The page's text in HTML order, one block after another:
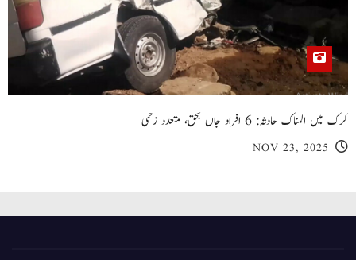
کرک میں المناک حادثہ: 6 افراد جاں بحق، متعدد زخمی
NOV 23, 2025